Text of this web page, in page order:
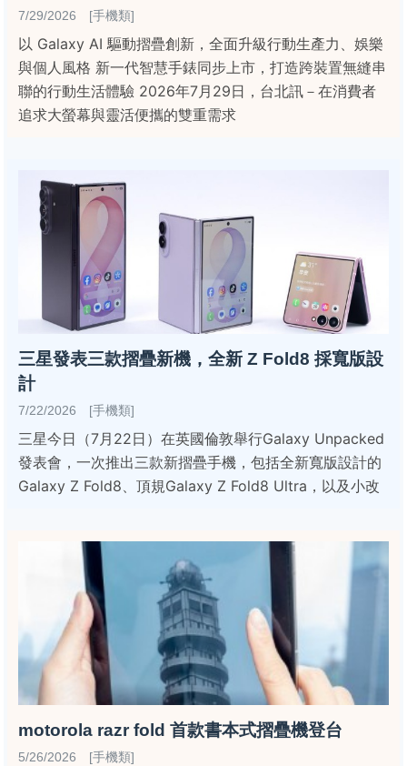
7/29/2026 [手機類]
以 Galaxy AI 驅動摺疊創新，全面升級行動生產力、娛樂
與個人風格 新一代智慧手錶同步上市，打造跨裝置無縫串
聯的行動生活體驗 2026年7月29日，台北訊－在消費者
追求大螢幕與靈活便攜的雙重需求
三星發表三款摺疊新機，全新 Z Fold8 採寬版設
計
7/22/2026 [手機類]
三星今日（7月22日）在英國倫敦舉行Galaxy Unpacked
發表會，一次推出三款新摺疊手機，包括全新寬版設計的
Galaxy Z Fold8、頂規Galaxy Z Fold8 Ultra，以及小改
motorola razr fold 首款書本式摺疊機登台
5/26/2026 [手機類]